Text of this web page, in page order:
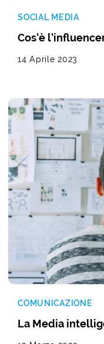
SOCIAL MEDIA
Cos’è
14 Aprile 2023
COMUNICAZIONE
La Media